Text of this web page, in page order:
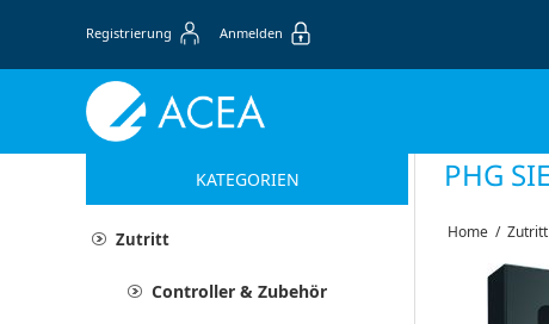
Registrierung Anmelden
PHG
Home / Zutritt
KATEGORIEN
Zutritt
Controller & Zubehör